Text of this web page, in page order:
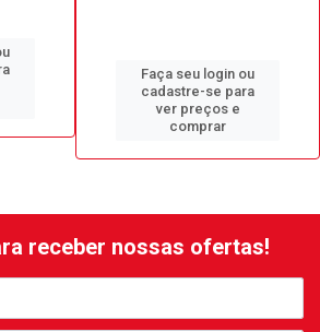
Faça seu login ou
cadastre-se para
ver preços e
comprar
receber nossas ofertas!